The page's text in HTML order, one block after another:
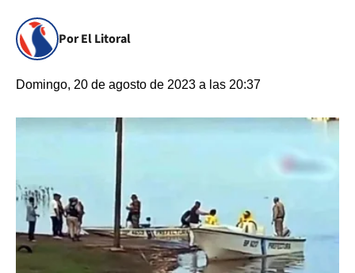
Por El Litoral
Domingo, 20 de agosto de 2023 a las 20:37